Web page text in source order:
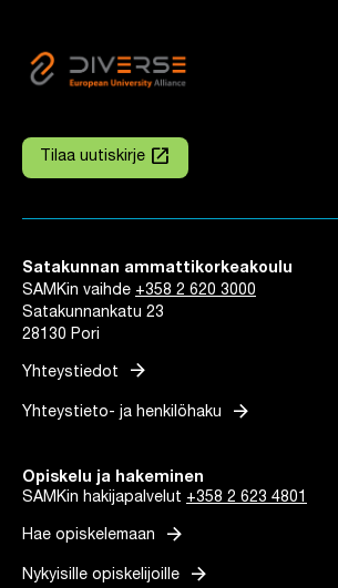
Tilaa uutiskirje
Linkki avautuu uuteen välilehteen
launch
Satakunnan ammattikorkeakoulu
SAMKin vaihde +358 2 620 3000
Satakunnankatu 23
28130 Pori
Yhteystiedot arrow_forward
Yhteystieto- ja henkilöhaku arrow_forward
Opiskelu ja hakeminen
SAMKin hakijapalvelut +358 2 623 4801
Hae opiskelemaan arrow_forward
Nykyisille opiskelijoille arrow_forward